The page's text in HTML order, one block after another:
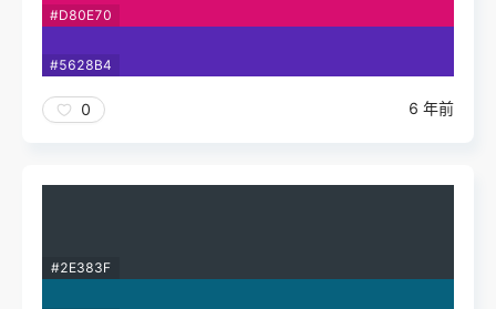
#D80E70
#5628B4
0 6 年前
#2E383F